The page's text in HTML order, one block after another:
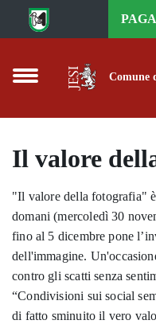
Vai al contenuto principale
Comune
Il valore
"Il valore della fotografia"
domani (mercoledì 30
fino al 5 dicembre pone
dell'immagine.
contro gli scatti senza
“Condivisioni sui social
di fatto sminuito il vero